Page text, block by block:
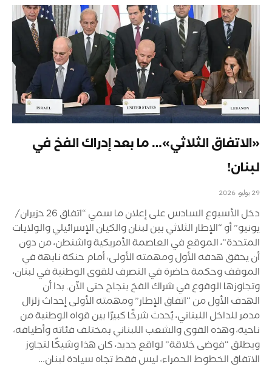
«الاتفاق الثلاثي»… ما بعد إدراك الفخ في
لبنان!
29 يوليو، 2026
دخل الأسبوع السادس على إعلان ما سمي “اتفاق 26 حزيران/
يونيو” أو “الإطار الثلاثي بين لبنان والكيان الإسرائيلي والولايات
المتحدة”، الموقع في العاصمة الأمريكية واشنطن، من دون
أن يحقق هدفه الأول ومهمته الأولى، أمام حنكة نابهة في
الموقف وحكمة حاضرة في التصرف للقوى الوطنية في لبنان،
وتجاوزها الوقوع في شراك الفخ بنجاح حتى الآن. بدا أن
الهدف الأول من “اتفاق الإطار” ومهمته الأولى إحداث زلزال
مدمر للداخل اللبناني، يُحدث شرخًا كبيرًا بين قواه الوطنية من
ناحية، وهذه القوى والشعب اللبناني بمختلف فئاته وأطيافه،
ويطلق “فوضى خلاقة” لواقع جديد، كان هذا وشيكًا لتجاوز
الاتفاق الخطوط الحمراء، ليس فقط تجاه سيادة لبنان…